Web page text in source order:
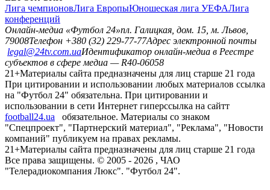
Лига чемпионовЛига ЕвропыЮношеская лига УЕФАЛига
конференций
Онлайн-медиа «Футбол 24»пл. Галицкая, дом. 15, м. Львов,
79008Телефон +380 (32) 229-77-77Адрес электронной почты
legal@24tv.com.uaИдентификатор онлайн-медиа в Реестре
субъектов в сфере медиа — R40-06058
21+Материалы сайта предназначены для лиц старше 21 года
При цитировании и использовании любых материалов ссылка
на "Футбол 24" обязательна. При цитировании и
использовании в сети Интернет гиперссылка на сайтт
football24.ua
обязательное. Материалы со знаком
"Спецпроект", "Партнерский материал", "Реклама", "Новости
компаний" публикуем на правах рекламы.
21+Материалы сайта предназначены для лиц старше 21 года
Все права защищены. © 2005 - 2026 , ЧАО
"Телерадиокомпания Люкс". "Футбол 24".